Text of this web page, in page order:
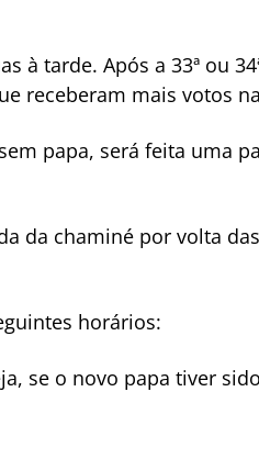
à tarde. Após a 33ª ou
receberam mais votos
papa, será feita uma
da chaminé por volta
horários:
se o novo papa tiver